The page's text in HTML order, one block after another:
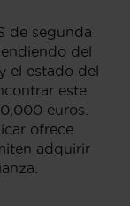
de segunda
del
el estado del
este
euros.
ofrece
adquirir